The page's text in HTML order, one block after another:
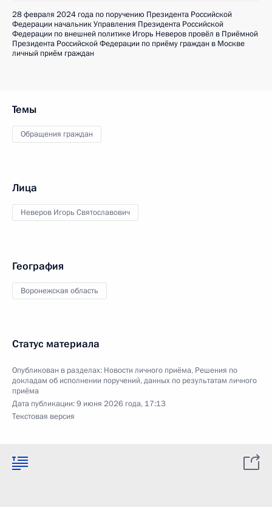
28 февраля 2024 года по поручению Президента Российской
Федерации начальник Управления Президента Российской
Федерации по внешней политике Игорь Неверов провёл в Приёмной
Президента Российской Федерации по приёму граждан в Москве
личный приём граждан
Темы
Обращения граждан
Лица
Неверов Игорь Святославович
География
Воронежская область
Статус материала
Опубликован в разделах: Новости личного приёма, Решения по
докладам об исполнении поручений, данных по результатам личного
приёма
Дата публикации:9 июня 2026 года, 17:13
Текстовая версия